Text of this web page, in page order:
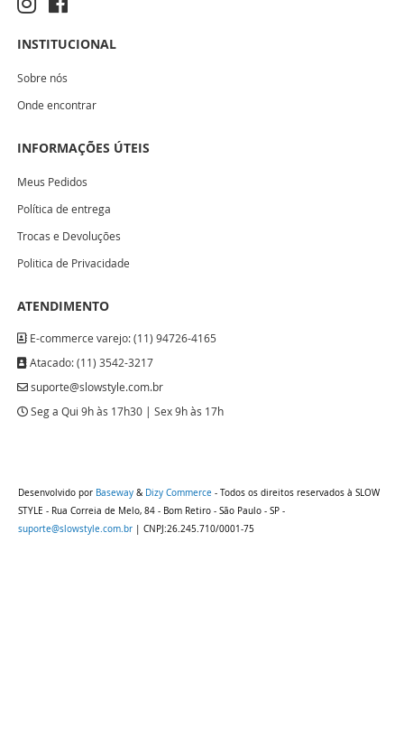
INSTITUCIONAL
Sobre nós
Onde encontrar
INFORMAÇÕES ÚTEIS
Meus Pedidos
Política de entrega
Trocas e Devoluções
Politica de Privacidade
ATENDIMENTO
E-commerce varejo: (11) 94726-4165
Atacado: (11) 3542-3217
suporte@slowstyle.com.br
Seg a Qui 9h às 17h30 | Sex 9h às 17h
Desenvolvido por Baseway & Dizy Commerce - Todos os direitos reservados à SLOW
STYLE - Rua Correia de Melo, 84 - Bom Retiro - São Paulo - SP -
suporte@slowstyle.com.br | CNPJ:26.245.710/0001-75